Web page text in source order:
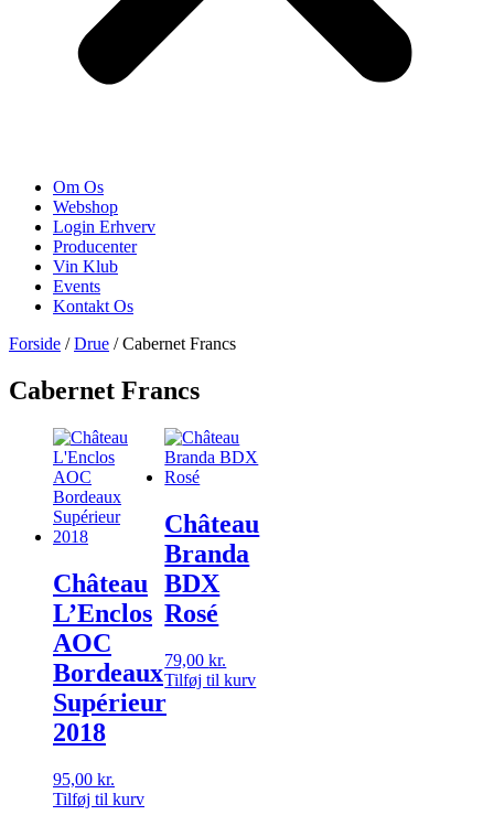
Om Os
Webshop
Login Erhverv
Producenter
Vin Klub
Events
Kontakt Os
Forside /Drue / Cabernet Francs
Cabernet Francs
Château
L’Enclos
AOC
Bordeaux
Supérieur
2018
95,00 kr.
Tilføj til kurv
Château
Branda
BDX
Rosé
79,00kr.
Tilføj til kurv